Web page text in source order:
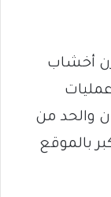
أخشاب
والحد من
بالموقع